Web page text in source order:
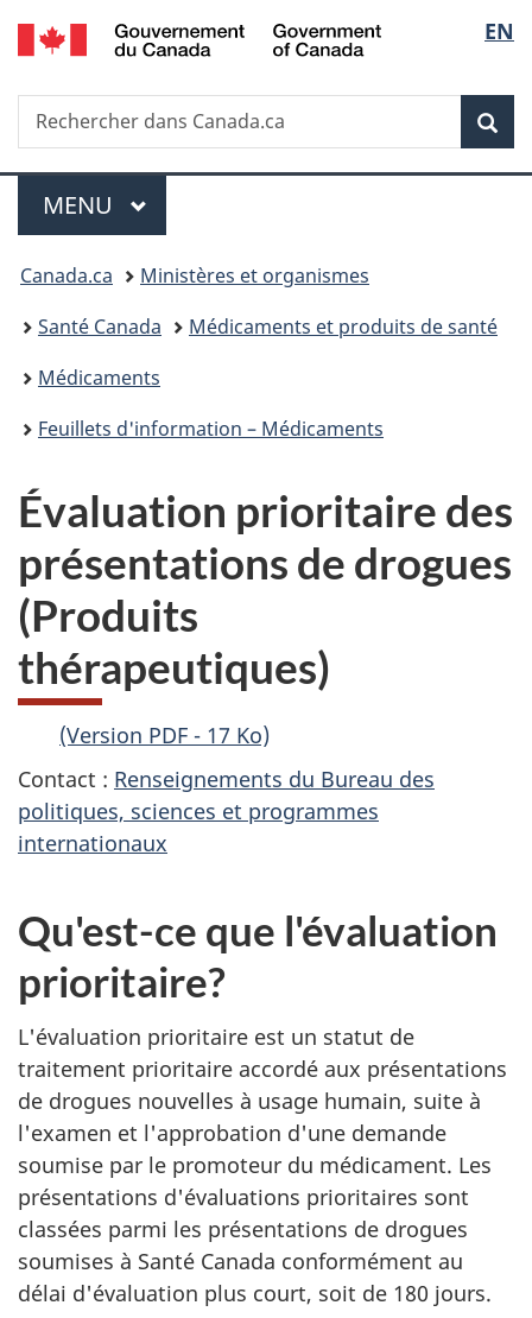
Passer
au
principal
Passer
à
Au
du
Passer
à
version
simplifiée
de
la
EN
Recherche
Rechercher
dans
Menu
MENU PRINCIPAL
Vous
êtes
ici :
Canada.ca
Ministères et organismes
Santé Canada
Médicaments et produits de santé
Médicaments
Feuillets d'information – Médicaments
Évaluation prioritaire des
présentations de drogues
(Produits
thérapeutiques)
(Version PDF - 17 Ko)
Contact : Renseignements du Bureau des
politiques, sciences et programmes
internationaux
Qu'est-ce que l'évaluation
prioritaire?
L'évaluation prioritaire est un statut de
traitement prioritaire accordé aux présentations
de drogues nouvelles à usage humain, suite à
l'examen et l'approbation d'une demande
soumise par le promoteur du médicament. Les
présentations d'évaluations prioritaires sont
classées parmi les présentations de drogues
soumises à Santé Canada conformément au
délai d'évaluation plus court, soit de 180 jours.